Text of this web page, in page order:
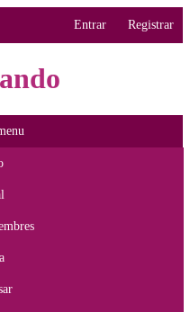
Entrar Registrar